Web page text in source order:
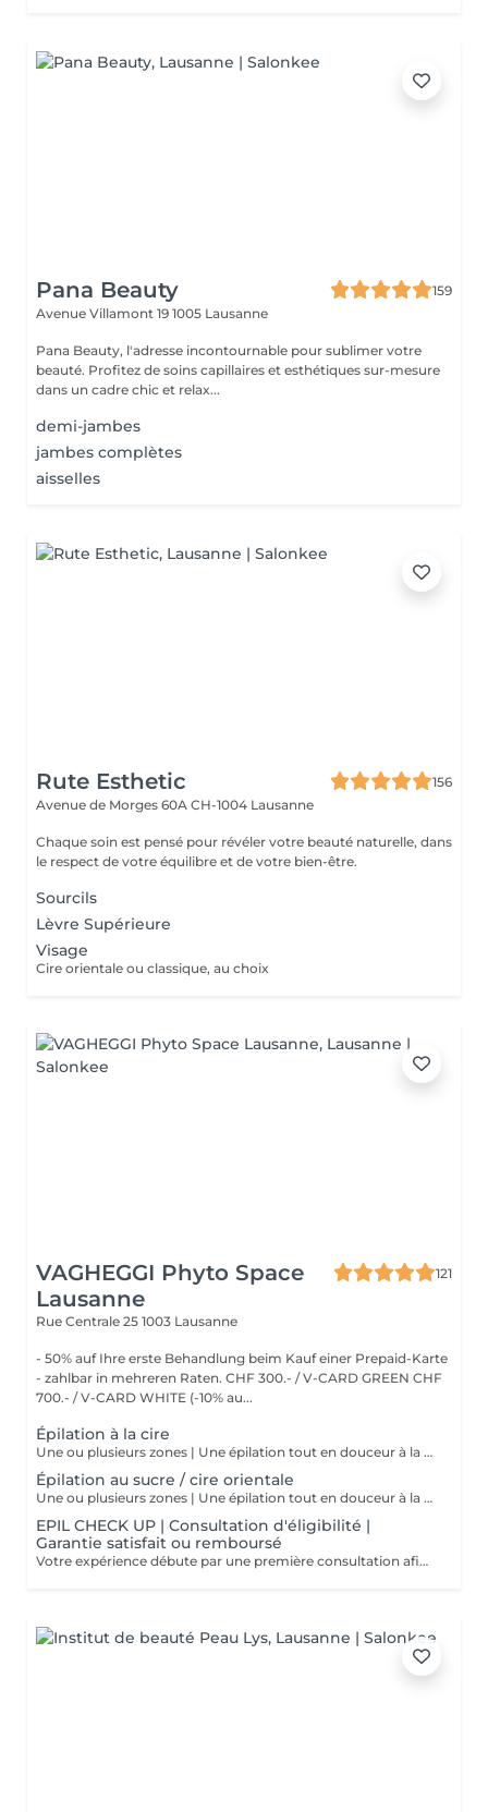
Pana Beauty
159
Avenue Villamont 19 1005 Lausanne
Pana Beauty, l'adresse incontournable pour sublimer votre
beauté. Profitez de soins capillaires et esthétiques sur-mesure
dans un cadre chic et relax...
demi-jambes
jambes complètes
aisselles
Rute Esthetic
156
Avenue de Morges 60A CH-1004 Lausanne
Chaque soin est pensé pour révéler votre beauté naturelle, dans
le respect de votre équilibre et de votre bien-être.
Sourcils
Lèvre Supérieure
Visage
Cire orientale ou classique, au choix
VAGHEGGI Phyto Space
Lausanne
121
Rue Centrale 25 1003 Lausanne
- 50% auf Ihre erste Behandlung beim Kauf einer Prepaid-Karte
- zahlbar in mehreren Raten. CHF 300.- / V-CARD GREEN CHF
700.- / V-CARD WHITE (-10% au...
Épilation à la cire
Une ou plusieurs zones | Une épilation tout en douceur à la cire traditionnelle Notre cire est exempte de résine de pin naturelle. Ne provoque pas d'allergie. Cire à basse température (38 °C) pour une épilation tout en douceur
Épilation au sucre / cire orientale
Une ou plusieurs zones | Une épilation tout en douceur à la cire traditionnelle Notre cire est exempte de résine de pin naturelle. Ne provoque pas d'allergie. Cire à basse température (38 °C) pour une épilation tout en douceur
EPIL CHECK UP | Consultation d'éligibilité |
Garantie satisfait ou remboursé
Votre expérience débute par une première consultation afin obtenir le meilleur des résultats. Cela nous permet d'identifier votre éligibilité pour l'épilation définitive, comprendre vos attentes et concevoir avec nos beauty experts-es un programme permettant d'atteindre vos résultats à savoir obtenir une épilation définitives sur la zone demandée.